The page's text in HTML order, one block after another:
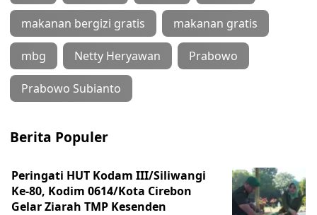
makanan bergizi gratis makanan gratis
mbg Netty Heryawan Prabowo
Prabowo Subianto
Berita Populer
Peringati HUT Kodam III/Siliwangi
Ke-80, Kodim 0614/Kota Cirebon
Gelar Ziarah TMP Kesenden